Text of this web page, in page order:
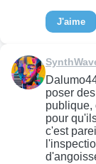
J'aime
poser
publique,
pour
c'est